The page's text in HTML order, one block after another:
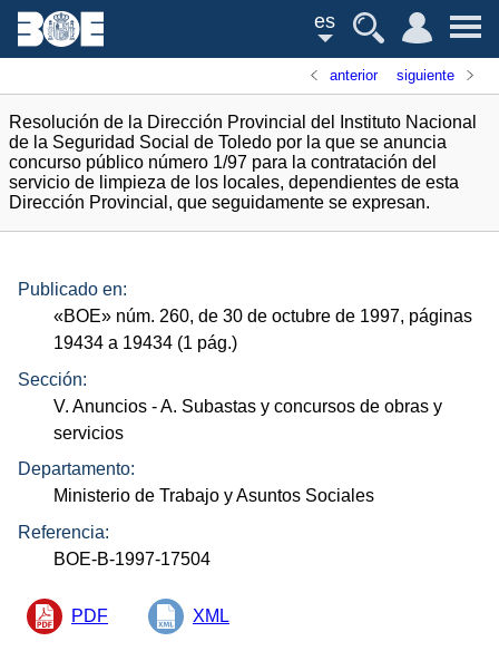
es
anterior siguiente
Resolución de la Dirección Provincial del Instituto Nacional
de la Seguridad Social de Toledo por la que se anuncia
concurso público número 1/97 para la contratación del
servicio de limpieza de los locales, dependientes de esta
Dirección Provincial, que seguidamente se expresan.
Publicado en:
«BOE» núm. 260, de 30 de octubre de 1997, páginas
19434 a 19434 (1 pág.)
Sección:
V. Anuncios - A. Subastas y concursos de obras y
servicios
Departamento:
Ministerio de Trabajo y Asuntos Sociales
Referencia:
BOE-B-1997-17504
PDF XML